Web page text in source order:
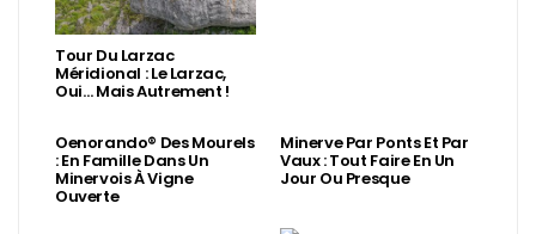
Tour Du Larzac
Méridional : Le Larzac,
Oui… Mais Autrement !
Oenorando® Des Mourels
: En Famille Dans Un
Minervois À Vigne
Ouverte
Minerve Par Ponts Et Par
Vaux : Tout Faire En Un
Jour Ou Presque